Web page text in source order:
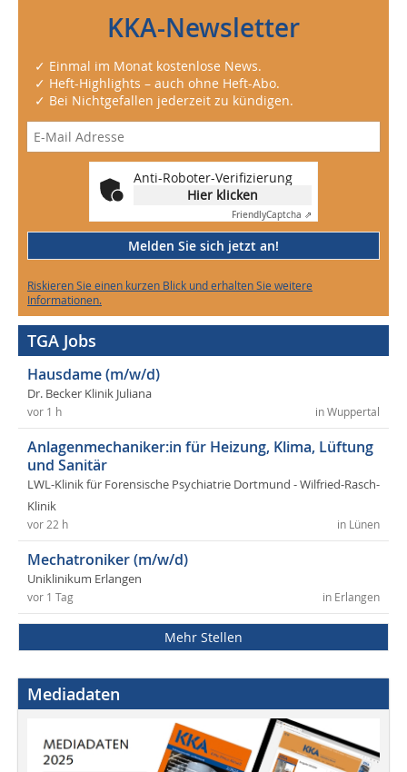
KKA-Newsletter
✓ Einmal im Monat kostenlose News.
✓ Heft-Highlights – auch ohne Heft-Abo.
✓ Bei Nichtgefallen jederzeit zu kündigen.
Anti-Roboter-Verifizierung
Hier klicken
FriendlyCaptcha ⇗
Melden Sie sich jetzt an!
Riskieren Sie einen kurzen Blick und erhalten Sie weitere
Informationen.
TGA Jobs
Hausdame (m/w/d)
Dr. Becker Klinik Juliana
in Wuppertal
vor 1 h
Anlagenmechaniker:in für Heizung, Klima, Lüftung
und Sanitär
LWL-Klinik für Forensische Psychiatrie Dortmund - Wilfried-Rasch-
Klinik
in Lünen
vor 22 h
Mechatroniker (m/w/d)
Uniklinikum Erlangen
in Erlangen
vor 1 Tag
Mehr Stellen
Mediadaten